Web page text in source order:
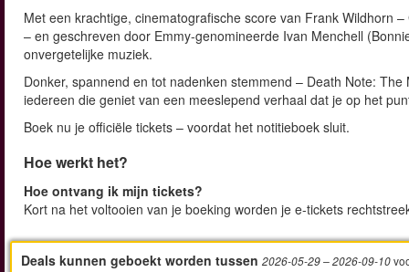
Met een krachtige, cinematografische score van Frank Wildhorn
– en geschreven door Emmy-genomineerde Ivan Menchell
onvergetelijke muziek.
Donker, spannend en tot nadenken stemmend – Death Note:
iedereen die geniet van een meeslepend verhaal dat je op het
Boek nu je officiële tickets – voordat het notitieboek sluit.
Hoe werkt het?
Hoe ontvang ik mijn tickets?
Kort na het voltooien van je boeking worden je e-tickets
Deals kunnen geboekt worden tussen 2026-05-29– 2026-09-10